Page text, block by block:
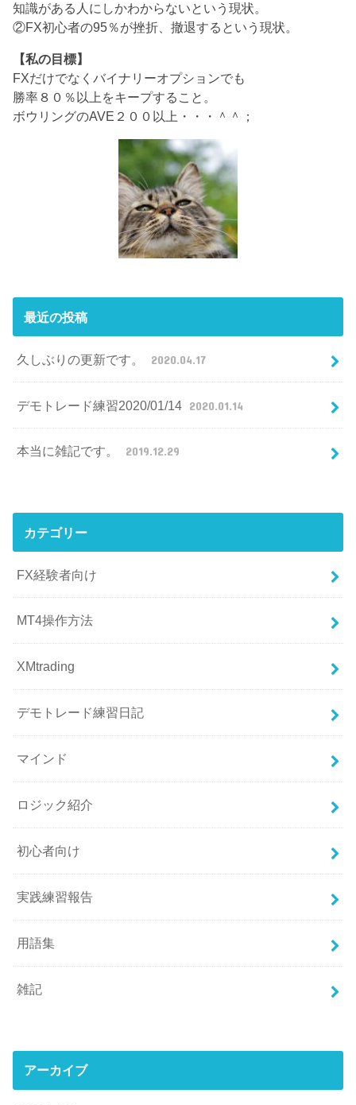
知識がある人にしかわからないという現状。
②FX初心者の95％が挫折、撤退するという現状。
【私の目標】
FXだけでなくバイナリーオプションでも
勝率８０％以上をキープすること。
ボウリングのAVE２００以上・・・＾＾；
最近の投稿
久しぶりの更新です。 2020.04.17
デモトレード練習2020/01/14 2020.01.14
本当に雑記です。 2019.12.29
カテゴリー
FX経験者向け
MT4操作方法
XMtrading
デモトレード練習日記
マインド
ロジック紹介
初心者向け
実践練習報告
用語集
雑記
アーカイブ